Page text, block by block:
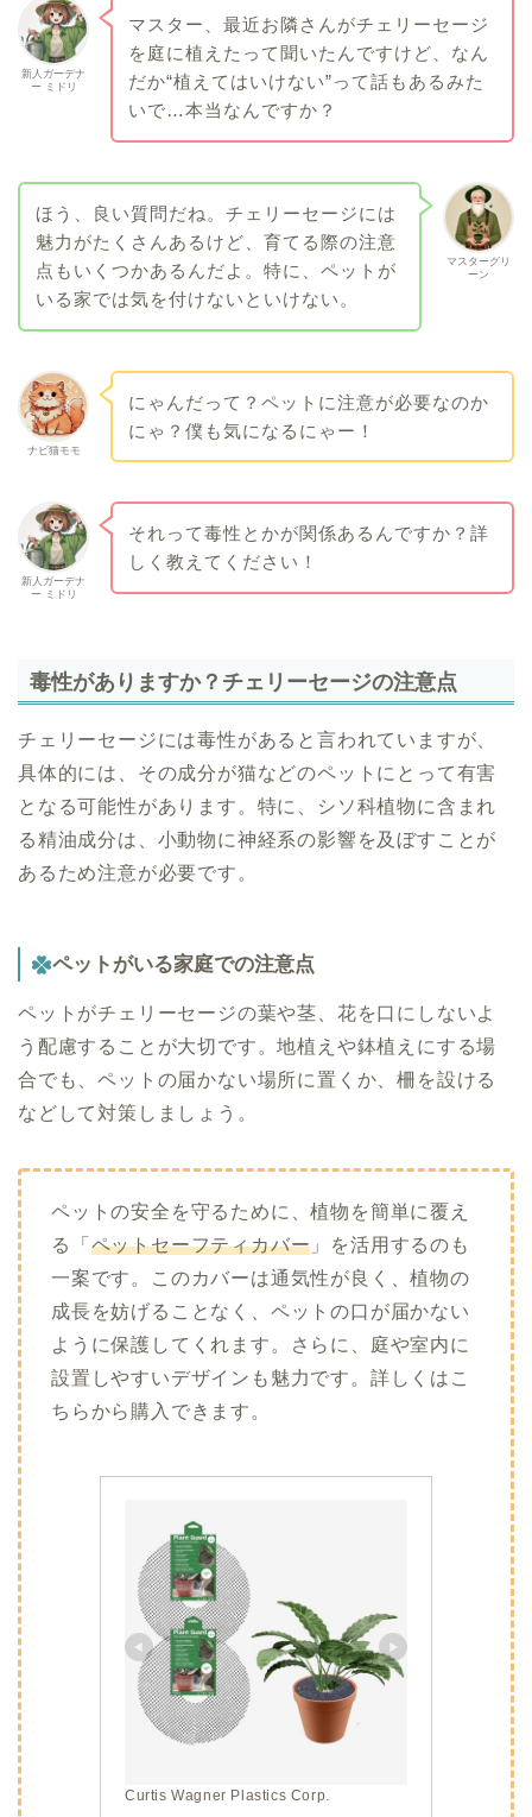
新人ガーデナ
ー ミドリ
マスター、最近お隣さんがチェリーセージ
を庭に植えたって聞いたんですけど、なん
だか“植えてはいけない”って話もあるみた
いで…本当なんですか？
マスターグリ
ーン
ほう、良い質問だね。チェリーセージには
魅力がたくさんあるけど、育てる際の注意
点もいくつかあるんだよ。特に、ペットが
いる家では気を付けないといけない。
ナビ猫モモ
にゃんだって？ペットに注意が必要なのか
にゃ？僕も気になるにゃー！
新人ガーデナ
ー ミドリ
それって毒性とかが関係あるんですか？詳
しく教えてください！
毒性がありますか？チェリーセージの注意点
チェリーセージには毒性があると言われていますが、
具体的には、その成分が猫などのペットにとって有害
となる可能性があります。特に、シソ科植物に含まれ
る精油成分は、小動物に神経系の影響を及ぼすことが
あるため注意が必要です。
ペットがいる家庭での注意点
ペットがチェリーセージの葉や茎、花を口にしないよ
う配慮することが大切です。地植えや鉢植えにする場
合でも、ペットの届かない場所に置くか、柵を設ける
などして対策しましょう。
ペットの安全を守るために、植物を簡単に覆え
る「 ペットセーフティカバー 」を活用するのも
一案です。このカバーは通気性が良く、植物の
成長を妨げることなく、ペットの口が届かない
ように保護してくれます。さらに、庭や室内に
設置しやすいデザインも魅力です。詳しくはこ
ちらから購入できます。
Curtis Wagner Plastics Corp.